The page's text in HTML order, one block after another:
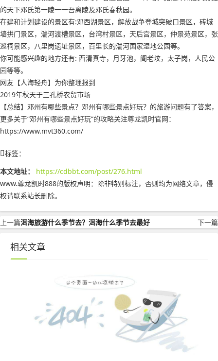
的天下邓氏第一陵一一吾离陵及邓氏春秋园。
在建和计划建设的景区有:邓西湖景区，解放战争登城突破口景区，砖城
墙拱门景区，湍河渡槽景区，台湾村景区，天后宫景区，仲景苑景区，张
巡祠景区，八里岗遗址景区，百里长的湍河国家湿地公园等。
你可能感兴趣的地方还有: 西清真寺，月牙池，阁老坟，太子岗，人民公
园等等。
网友【人海轻舟】为你整理报到
2019年秋天于三孔桥农贸市场
【总结】邓州有哪些景点？邓州有哪些景点好玩？的旅游问题有了答案，
更多关于“邓州有哪些景点好玩”的攻略关注尊龙凯时官网：
https://www.mvt360.com/
标签：
本文地址：
https://cdbbt.com/post/276.html
www.尊龙凯时888的版权声明： 除非特别标注，否则均为网络文章，侵
权请联系站长删除。
上一篇洱海旅游什么季节去？洱海什么季节去最好 下一篇
相关文章